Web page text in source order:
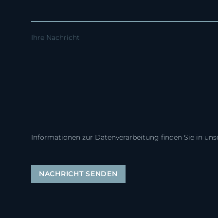
Informationen zur Datenverarbeitung finden Sie in
NACHRICHT SENDEN